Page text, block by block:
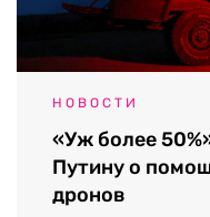
НОВОСТИ
«Уж более
Путину о
дронов